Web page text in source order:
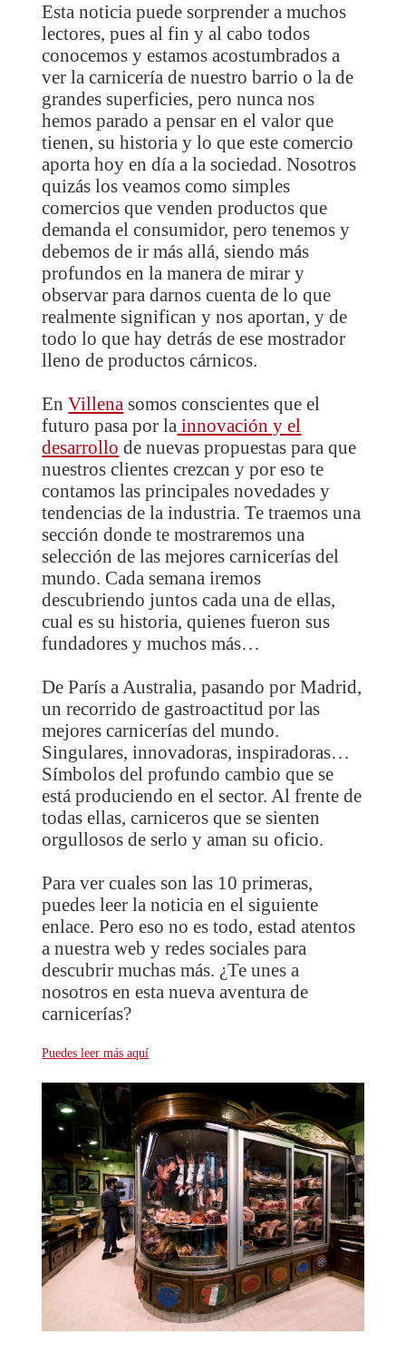
Esta noticia puede sorprender a muchos
lectores, pues al fin y al cabo todos
conocemos y estamos acostumbrados a
ver la carnicería de nuestro barrio o la de
grandes superficies, pero nunca nos
hemos parado a pensar enel valor que
tienen, su historia y lo que este comercio
aporta hoy en día a la sociedad. Nosotros
quizás los veamos como simples
comercios que venden productos que
demanda el consumidor, pero tenemos y
debemos de ir más allá, siendo más
profundos en la manera de mirar y
observar para darnos cuenta de lo que
realmente significan y nos aportan, y de
todo lo que hay detrás de ese mostrador
lleno de productos cárnicos.
EnVillena somos conscientes que el
futuro pasa por la innovación y el
desarrollo de nuevas propuestas para que
nuestros clientes crezcan y por esote
contamos las principales novedades y
tendencias de la industria.Te traemos una
sección donde te mostraremos una
selección de las mejores carnicerías del
mundo. Cada semana iremos
descubriendo juntos cada una de ellas,
cual es su historia, quienes fueron sus
fundadores y muchos más…
De París a Australia, pasando por Madrid,
un recorrido de gastroactitud por las
mejores carnicerías del mundo.
Singulares, innovadoras, inspiradoras…
Símbolos del profundo cambio que se
está produciendo en el sector. Al frente de
todas ellas,carniceros que se sienten
orgullosos de serlo y aman su oficio.
Para ver cuales son las 10 primeras,
puedes leer la noticia en el siguiente
enlace. Pero eso no es todo, estad atentos
a nuestra web y redes sociales para
descubrir muchas más. ¿Te unes a
nosotros en esta nueva aventura de
carnicerías?
Puedes leer más aquí